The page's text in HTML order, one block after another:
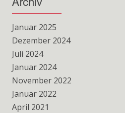
Januar 2025
Dezember 2024
Juli 2024
Januar 2024
November 2022
Januar 2022
April 2021